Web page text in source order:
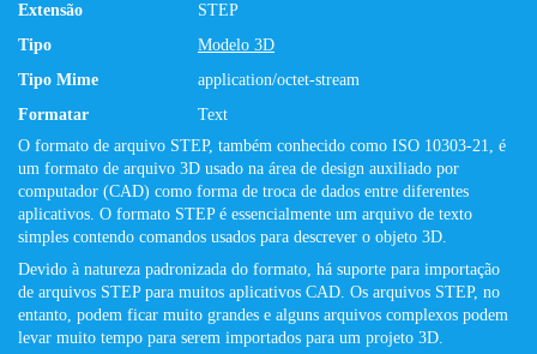
Extensão
STEP
Tipo
Modelo 3D
Tipo Mime
application/octet-stream
Formatar
Text
O formato de arquivo STEP, também conhecido como ISO 10303-21, é
um formato de arquivo 3D usado na área de design auxiliado por
computador (CAD) como forma de troca de dados entre diferentes
aplicativos. O formato STEP é essencialmente um arquivo de texto
simples contendo comandos usados ​​para descrever o objeto 3D.
Devido à natureza padronizada do formato, há suporte para importação
de arquivos STEP para muitos aplicativos CAD. Os arquivos STEP, no
entanto, podem ficar muito grandes e alguns arquivos complexos podem
levar muito tempo para serem importados para um projeto 3D.